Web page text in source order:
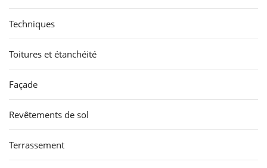
Techniques
Toitures et étanchéité
Façade
Revêtements de sol
Terrassement